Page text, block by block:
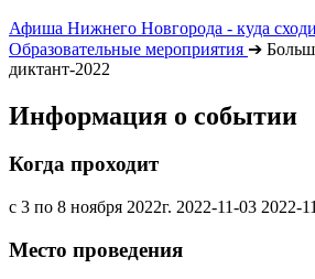
Афиша Нижнего Новгорода - куда
Образовательные мероприятия ➔
диктант-2022
Информация о событии
Когда проходит
с 3 по 8 ноября 2022г. 2022-11-03 2022-
Место проведения